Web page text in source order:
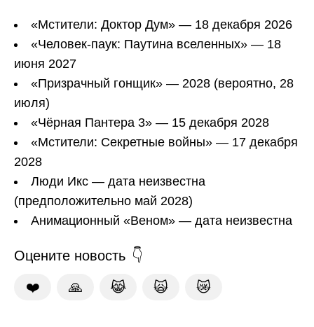
«Мстители: Доктор Дум» — 18 декабря 2026
«Человек-паук: Паутина вселенных» — 18
июня 2027
«Призрачный гонщик» — 2028 (вероятно, 28
июля)
«Чёрная Пантера 3» — 15 декабря 2028
«Мстители: Секретные войны» — 17 декабря
2028
Люди Икс — дата неизвестна
(предположительно май 2028)
Анимационный «Веном» — дата неизвестна
Оцените новость
❤️ 🙏 😹 🙀 😿